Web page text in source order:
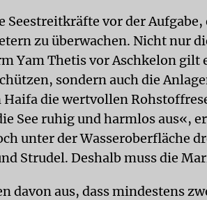
Seestreitkräfte vor der
zu überwachen. Nicht nur
Yam Thetis vor Aschkelon gilt
sondern auch die
die wertvollen
See ruhig und harmlos aus«,
unter der Wasseroberfläche
Strudel. Deshalb muss die
davon aus, dass mindestens